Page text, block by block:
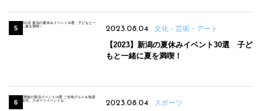
2023.08.04 文化・芸術・アート
【2023】新潟の夏休みイベント30選 子ど
もと一緒に夏を満喫！
2023.08.04 スポーツ